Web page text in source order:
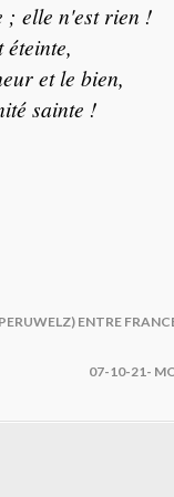
; elle n'est rien !
et le bien,
sainte !
ENTRE
07-10-21-